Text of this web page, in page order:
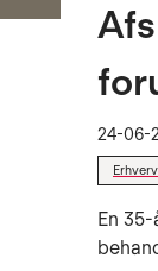
24-06-
En